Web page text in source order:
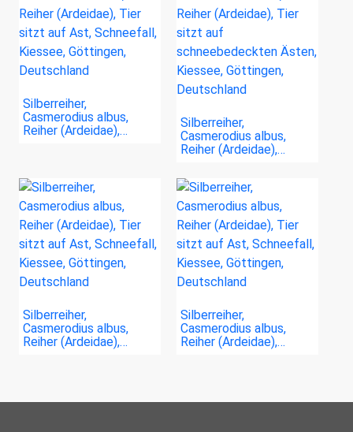
Silberreiher,
Casmerodius albus,
Reiher (Ardeidae),…
Silberreiher,
Casmerodius albus,
Reiher (Ardeidae),…
Silberreiher,
Casmerodius albus,
Reiher (Ardeidae),…
Silberreiher,
Casmerodius albus,
Reiher (Ardeidae),…